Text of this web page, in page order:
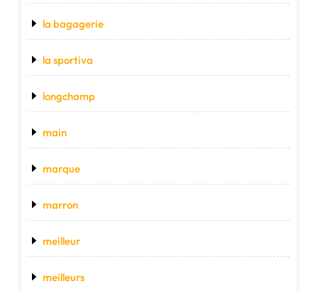
la bagagerie
la sportiva
longchamp
main
marque
marron
meilleur
meilleurs